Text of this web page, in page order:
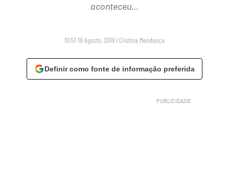
aconteceu…
10:51 19 Agosto, 2019 | Cristina Mendonça
Definir como fonte de informação preferida